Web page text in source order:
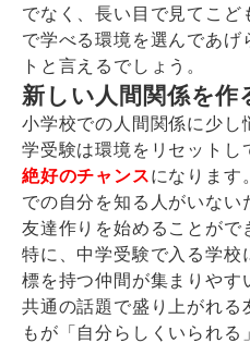
でなく、長い目で見てこど
で学べる環境を選んであげ
トと言えるでしょう。
新しい人間関係を作
小学校での人間関係に少し
学受験は環境をリセットし
絶好のチャンスになります
での自分を知る人がいない
友達作りを始めることがで
特に、中学受験で入る学校
標を持つ仲間が集まりやす
共通の話題で盛り上がれる
もが「自分らしくいられる